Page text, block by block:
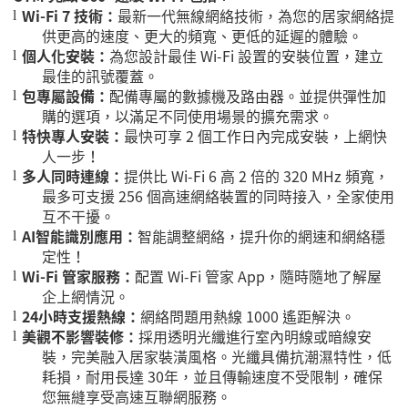
l Wi-Fi 7技術： 最新一代無線網絡技術，為您的居家網絡提
供更高的速度、更大的頻寬、更低的延遲的體驗。
l 個人化安裝： 為您設計最佳 Wi-Fi 設置的安裝位置，建立
最佳的訊號覆蓋。
l 包專屬設備： 配備專屬的數據機及路由器。並提供彈性加
購的選項，以滿足不同使用場景的擴充需求。
l 特快專人安裝： 最快可享 2 個工作日內完成安裝，上網快
人一步！
l 多人同時連線： 提供比Wi-Fi 6 高 2 倍的 320 MHz頻寬，
最多可支援256個高速網絡裝置的同時接入，全家使用
互不干擾。
l AI智能識別應用： 智能調整網絡，提升你的網速和網絡穩
定性！
l Wi-Fi 管家服務： 配置 Wi-Fi 管家 App ，隨時隨地了解屋
企上網情況。
l 24小時支援熱線： 網絡問題用熱線 1000 遙距解決。
l 美觀不影響裝修： 採用透明光纖進行室內明線或暗線安
裝，完美融入居家裝潢風格。光纖具備抗潮濕特性，低
耗損，耐用長達 30年，並且傳輸速度不受限制，確保
您無縫享受高速互聯網服務。